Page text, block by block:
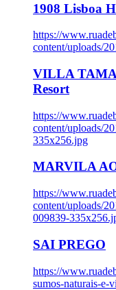
1908 Lisboa
https://
content/uploads/
VILLA
Resort
https://
content/uploads/
335x256.jpg
MARVILA
https://
content/uploads/
009839-
SAI PREGO
https://
sumos-naturais-e-